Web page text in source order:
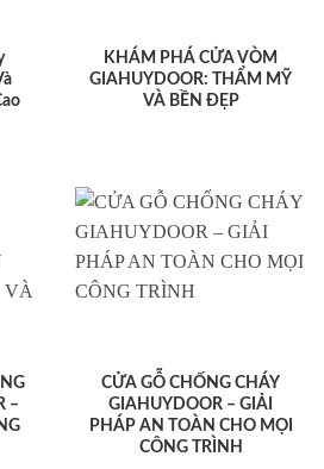
KHÁM PHÁ CỬA VÒM
GIAHUYDOOR: THẨM MỸ
VÀ BỀN ĐẸP
–
CỬA GỖ CHỐNG CHÁY
GIAHUYDOOR – GIẢI
PHÁP AN TOÀN CHO MỌI
CÔNG TRÌNH